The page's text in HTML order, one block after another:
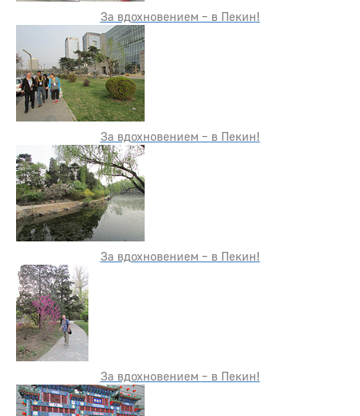
За вдохновением – в Пекин!
За вдохновением – в Пекин!
За вдохновением – в Пекин!
За вдохновением – в Пекин!